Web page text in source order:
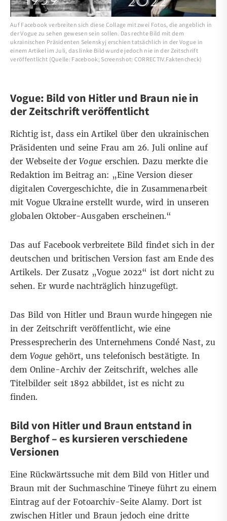
Auf Facebook verbreiten sich diese Collage mit zwei Fotos, die angeblich in
der Vogue zu sehen gewesen sein sollen. Das rechte Bild mit dem
ukrainischen Präsidenten Selenskyj erschien tatsächlich in der Vogue in
einem Artikel im Juli, das linke Bild wurde jedoch nie in der Zeitschrift
veröffentlicht (Quelle: Facebook; Screenshot: CORRECTIV.Faktencheck)
Vogue: Bild von Hitler und Braun nie in
der Zeitschrift veröffentlicht
Richtig ist, dass ein Artikel über den ukrainischen
Präsidenten und seine Frau am 26. Juli online auf
der Webseite derVogueerschien. Dazu merkte die
Redaktion im Beitrag an: „Eine Version dieser
digitalen Covergeschichte, die in Zusammenarbeit
mit Vogue Ukraine erstellt wurde, wird in unseren
globalen Oktober-Ausgaben erscheinen.“
Das auf Facebook verbreitete Bild findet sich in der
deutschen und britischen Version fast am Ende des
Artikels. Der Zusatz „Vogue 2022“ ist dort nicht zu
sehen. Er wurde nachträglich hinzugefügt.
Das Bild von Hitler und Braun wurde hingegen nie
in der Zeitschrift veröffentlicht, wie eine
Pressesprecherin des Unternehmens Condé Nast, zu
dem Vogue gehört, uns telefonisch bestätigte. In
dem Online-Archiv der Zeitschrift, welches alle
Titelbilder seit 1892 abbildet, ist es nicht zu
finden.
Bild von Hitler und Braun entstand in
Berghof – es kursieren verschiedene
Versionen
Eine Rückwärtssuche mit dem Bild von Hitler und
Braun mit der Suchmaschine Tineye führt zu einem
Eintrag auf der Fotoarchiv-Seite Alamy. Dort ist
zwischen Hitler und Braun jedoch eine dritte